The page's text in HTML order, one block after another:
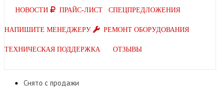
НОВОСТИ ПРАЙС-ЛИСТ СПЕЦПРЕДЛОЖЕНИЯ
НАПИШИТЕ МЕНЕДЖЕРУ РЕМОНТ ОБОРУДОВАНИЯ
ТЕХНИЧЕСКАЯ ПОДДЕРЖКА ОТЗЫВЫ
Снято с продажи